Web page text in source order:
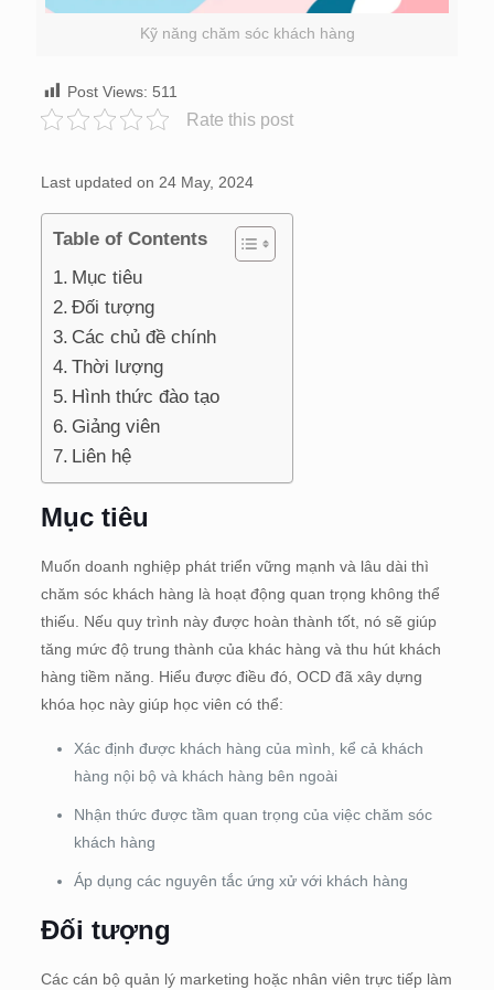
Kỹ năng chăm sóc khách hàng
Post Views: 511
Rate this post
Last updated on 24 May, 2024
Table of Contents
Mục tiêu
Đối tượng
Các chủ đề chính
Thời lượng
Hình thức đào tạo
Giảng viên
Liên hệ
Mục tiêu
Muốn doanh nghiệp phát triển vững mạnh và lâu dài thì
chăm sóc khách hàng là hoạt động quan trọng không thể
thiếu. Nếu quy trình này được hoàn thành tốt, nó sẽ giúp
tăng mức độ trung thành của khác hàng và thu hút khách
hàng tiềm năng. Hiểu được điều đó, OCD đã xây dựng
khóa học này giúp học viên có thể:
Xác định được khách hàng của mình, kể cả khách
hàng nội bộ và khách hàng bên ngoài
Nhận thức được tầm quan trọng của việc chăm sóc
khách hàng
Áp dụng các nguyên tắc ứng xử với khách hàng
Đối tượng
Các cán bộ quản lý marketing hoặc nhân viên trực tiếp làm